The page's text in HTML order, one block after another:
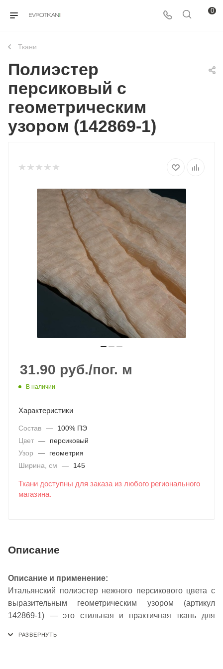
0
Ткани
Полиэстер
персиковый с
геометрическим
узором (142869-1)
31.90 руб./пог. м
В наличии
Характеристики
Состав —
100% ПЭ
Цвет —
персиковый
Узор
—
геометрия
Ширина, см
— 145
Ткани доступны для заказа из любого регионального
магазина.
Описание
Описание и применение:
Итальянский полиэстер нежного персикового цвета с
выразительным геометрическим узором (артикул
142869-1) — это стильная и практичная ткань для